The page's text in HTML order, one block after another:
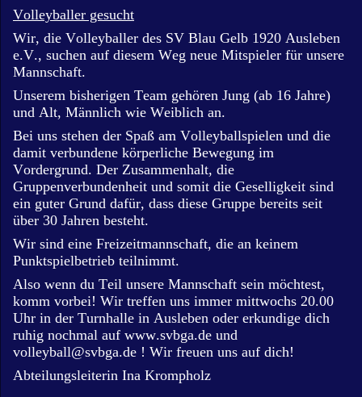
Volleyballer gesucht
Wir, die Volleyballer des SV Blau Gelb 1920 Ausleben
e.V., suchen auf diesem Weg neue Mitspieler für unsere
Mannschaft.
Unserem bisherigen Team gehören Jung (ab 16 Jahre)
und Alt, Männlich wie Weiblich an.
Bei uns stehen der Spaß am Volleyballspielen und die
damit verbundene körperliche Bewegung im
Vordergrund. Der Zusammenhalt, die
Gruppenverbundenheit und somit die Geselligkeit sind
ein guter Grund dafür, dass diese Gruppe bereits seit
über 30 Jahren besteht.
Wir sind eine Freizeitmannschaft, die an keinem
Punktspielbetrieb teilnimmt.
Also wenn du Teil unsere Mannschaft sein möchtest,
komm vorbei! Wir treffen uns immer mittwochs 20.00
Uhr in der Turnhalle in Ausleben oder erkundige dich
ruhig nochmal auf www.svbga.de und
volleyball@svbga.de ! Wir freuen uns auf dich!
Abteilungsleiterin Ina Krompholz